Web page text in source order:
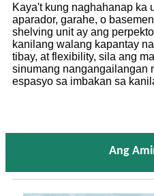
Kaya't kung naghahanap ka
aparador, garahe, o
shelving unit ay ang
kanilang walang kapantay
tibay, at flexibility, sila ang
sinumang nangangailangan
espasyo sa imbakan sa
Ang